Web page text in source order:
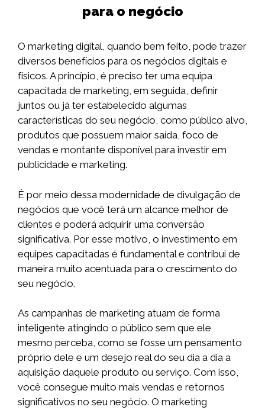
para o negócio
O marketing digital, quando bem feito, pode trazer
diversos benefícios para os negócios digitais e
físicos. A princípio, é preciso ter uma equipa
capacitada de marketing, em seguida, definir
juntos ou já ter estabelecido algumas
características do seu negócio, como público alvo,
produtos que possuem maior saída, foco de
vendas e montante disponível para investir em
publicidade e marketing.
É por meio dessa modernidade de divulgação de
negócios que você terá um alcance melhor de
clientes e poderá adquirir uma conversão
significativa. Por esse motivo, o investimento em
equipes capacitadas é fundamental e contribui de
maneira muito acentuada para o crescimento do
seu negócio.
As campanhas de marketing atuam de forma
inteligente atingindo o público sem que ele
mesmo perceba, como se fosse um pensamento
próprio dele e um desejo real do seu dia a dia a
aquisição daquele produto ou serviço. Com isso,
você consegue muito mais vendas e retornos
significativos no seu negócio. O marketing